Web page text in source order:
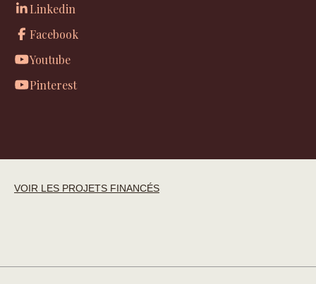
Linkedin
Facebook
Youtube
Pinterest
VOIR LES PROJETS FINANCÉS